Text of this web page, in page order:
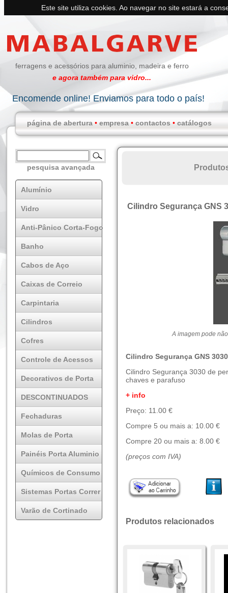
Este site utiliza cookies. Ao navegar no site estará a
ferragens e acessórios para aluminio, madeira e ferro
e agora também para vidro...
Encomende online! Enviamos para todo o país!
página de abertura • empresa • contactos • catálogos
pesquisa avançada
Alumínio
Vidro
Anti-Pânico Corta-Fogo
Banho
Cabos de Aço
Caixas de Correio
Carpintaria
Cilindros
Cofres
Controle de Acessos
Decorativos de Porta
DESCONTINUADOS
Fechaduras
Molas de Porta
Painéis Porta Aluminio
Químicos de Consumo
Sistemas Portas Correr
Varão de Cortinado
Cilindro Segurança GNS
A imagem pode
Cilindro Segurança GNS 3030
Cilindro Segurança 3030 de
chaves e parafuso
+ info
Preço: 11.00 €
Compre 5 ou mais a: 10.00 €
Compre 20 ou mais a: 8.00 €
(preços com IVA)
Produtos relacionados